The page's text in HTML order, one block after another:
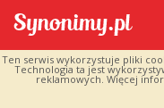
Ten serwis wykorzystuje pliki
Technologia ta jest
reklamowych. Więcej